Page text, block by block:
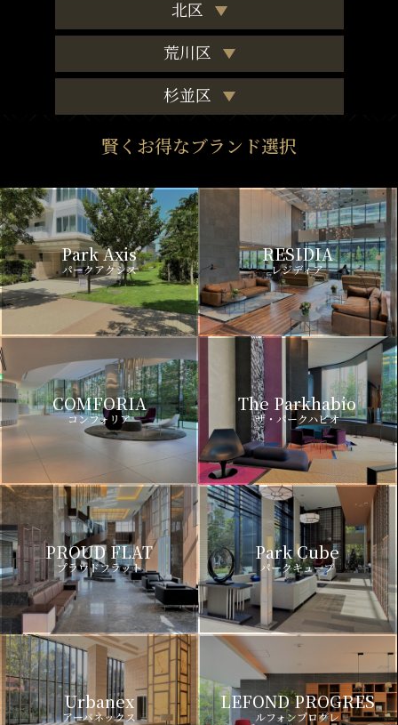
北区
荒川区
杉並区
賢くお得なブランド選択
Park Axis
パークアクシス
RESIDIA
レジディア
COMFORIA
コンフォリア
The Parkhabio
ザ・パークハビオ
PROUD FLAT
プラウドフラット
Park Cube
パークキューブ
Urbanex
アーバネックス
LEFOND PROGRES
ルフォンプログレ